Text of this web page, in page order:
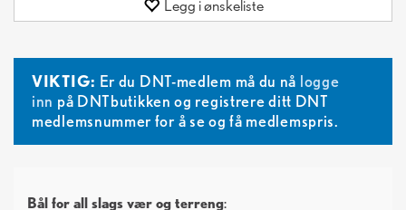
Legg i ønskeliste
VIKTIG: Er du DNT-medlem må du nå logge
inn på DNTbutikken og registrere ditt DNT
medlemsnummer for å se og få medlemspris.
Bål for all slags vær og terreng: